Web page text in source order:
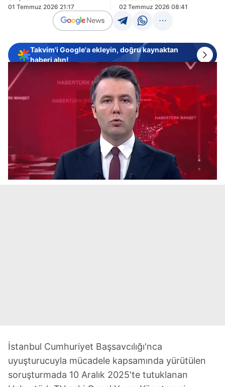
01 Temmuz 2026 21:17
02 Temmuz 2026 08:41
Takvim'i Google'a ekleyin, doğru kaynaktan
haberi alın!
İstanbul Cumhuriyet Başsavcılığı'nca
uyuşturucuyla mücadele kapsamında yürütülen
soruşturmada 10 Aralık 2025'te tutuklanan